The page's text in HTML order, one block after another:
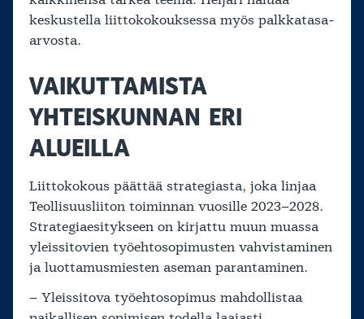
keskustella liittokokouksessa myös palkkatasa-
arvosta.
VAIKUTTAMISTA
YHTEISKUNNAN ERI
ALUEILLA
Liittokokous päättää strategiasta, joka linjaa
Teollisuusliiton toiminnan vuosille 2023–2028.
Strategiaesitykseen on kirjattu muun muassa
yleissitovien työehtosopimusten vahvistaminen
ja luottamusmiesten aseman parantaminen.
– Yleissitova työehtosopimus mahdollistaa